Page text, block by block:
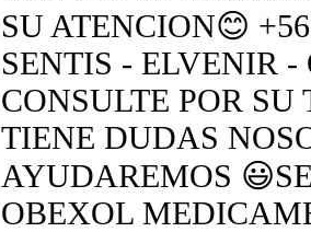
SU ATENCION😊
SENTIS - ELVENIR -
CONSULTE POR
TIENE DUDAS
AYUDAREMOS
OBEXOL